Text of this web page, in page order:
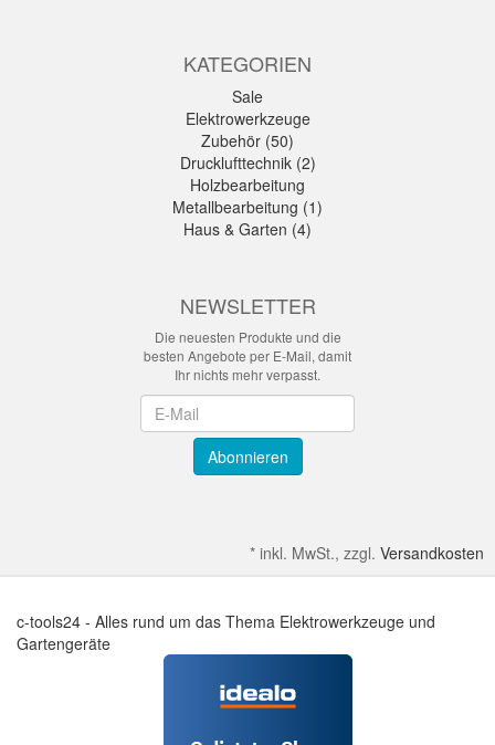
KATEGORIEN
Sale
Elektrowerkzeuge
Zubehör (50)
Drucklufttechnik (2)
Holzbearbeitung
Metallbearbeitung (1)
Haus & Garten (4)
NEWSLETTER
Die neuesten Produkte und die
besten Angebote per E-Mail, damit
Ihr nichts mehr verpasst.
Abonnieren
* inkl. MwSt., zzgl. Versandkosten
c-tools24 - Alles rund um das Thema Elektrowerkzeuge und
Gartengeräte